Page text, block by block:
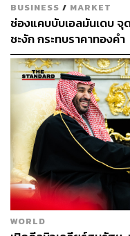
BUSINESS / MARKET
ช่องแคบบับเอลมันเดบ จุ
ชะงัก กระทบราคาทองคำ
WORLD